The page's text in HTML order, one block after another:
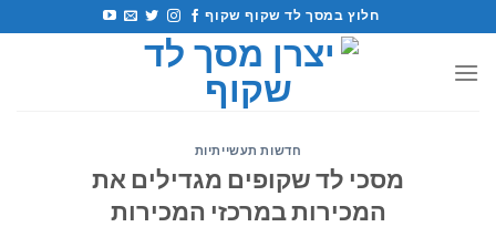
לתוכן
חלוץ במסך לד שקוף שקוף
חדשות תעשייתיות
מסכי לד שקופים מגדילים את
המכירות במרכזי המכירות